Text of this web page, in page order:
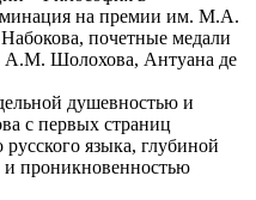
на премии им. М.А.
почетные медали
Шолохова, Антуана де
душевностью и
с первых страниц
языка, глубиной
проникновенностью